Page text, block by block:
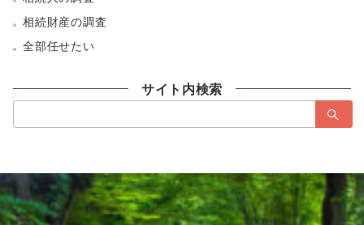
相続財産の調査
全部任せたい
サイト内検索
索：